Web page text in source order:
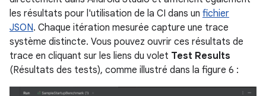
les résultats pour l'utilisation de la CI dans un fichier
JSON. Chaque itération mesurée capture une trace
système distincte. Vous pouvez ouvrir ces résultats de
trace en cliquant sur les liens du volet Test Results
(Résultats des tests), comme illustré dans la figure 6 :